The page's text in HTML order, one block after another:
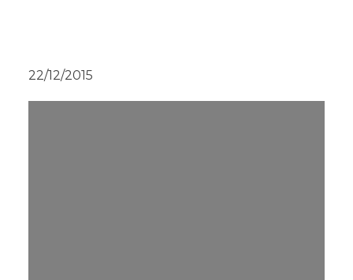
22/12/2015